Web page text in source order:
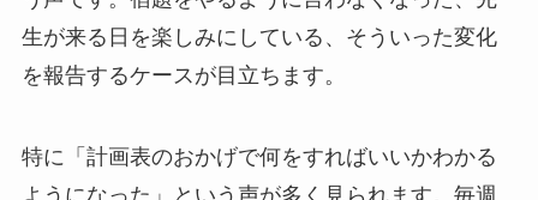
生が来る日を楽しみにしている、そういった変化
を報告するケースが目立ちます。
特に「計画表のおかげで何をすればいいかわかる
ようになった」という声が多く見られます。毎週